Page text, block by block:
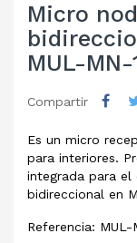
Micro
MUL-
Compartir
Es un micro
para interiores.
integrada para el
bidireccional en
Referencia: